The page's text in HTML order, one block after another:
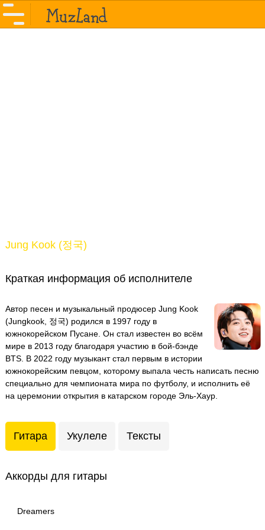
Jung Kook (정국)
Краткая информация об исполнителе
Автор песен и музыкальный продюсер Jung Kook
(Jungkook, 정국) родился в 1997 году в
южнокорейском Пусане. Он стал известен во всём
мире в 2013 году благодаря участию в бой-бэнде
BTS. В 2022 году музыкант стал первым в истории
южнокорейским певцом, которому выпала честь написать песню
специально для чемпионата мира по футболу, и исполнить её
на церемонии открытия в катарском городе Эль-Хаур.
Гитара Укулеле Тексты
Аккорды для гитары
Dreamers